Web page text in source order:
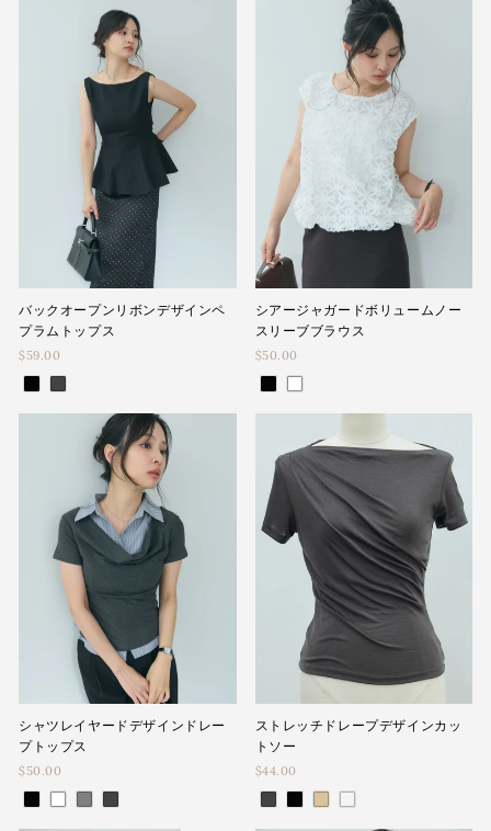
バックオープンリボンデザインペ
プラムトップス
$59.00
シアージャガードボリュームノー
スリーブブラウス
$50.00
シャツレイヤードデザインドレー
プトップス
$50.00
ストレッチドレープデザインカッ
トソー
$44.00